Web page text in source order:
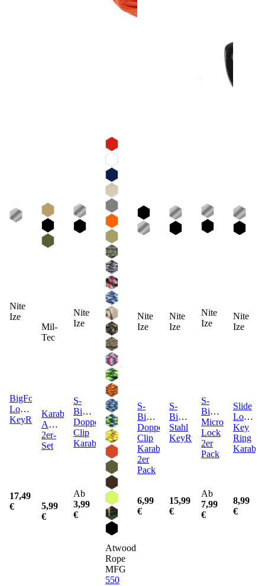
Nite
Ize
BigFoot
Locker
KeyRack
17,49
€
Mil-
Tec
Karabiner
ABS
2er-
Set
5,99
€
Nite
Ize
S-
Biner
Doppel-
Clip
Karabiner
Ab
3,99
€
Atwood
Rope
MFG
550
Nite
Ize
S-
Biner
Doppel-
Clip
Karabiner
2er
Pack
6,99
€
Nite
Ize
S-
Biner
Stahl
KeyRack
15,99
€
Nite
Ize
S-
Biner
Micro
Lock
2er
Pack
Ab
7,99
€
Nite
Ize
Slide
Lock
Key
Ring
8,99
€